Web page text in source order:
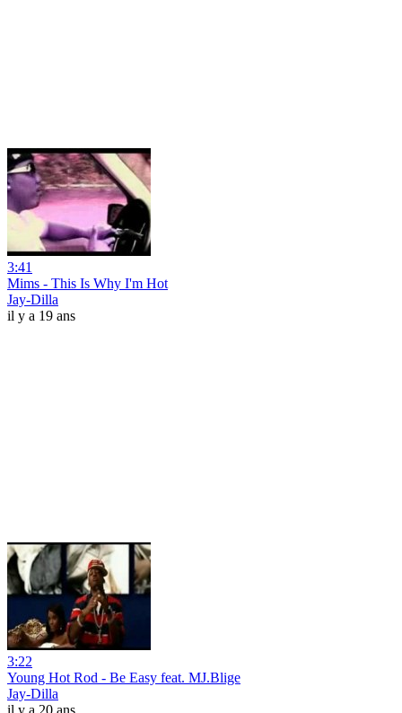
3:41
Mims - This Is Why I'm Hot
Jay-Dilla
il y a 19 ans
3:22
Young Hot Rod - Be Easy feat. MJ.Blige
Jay-Dilla